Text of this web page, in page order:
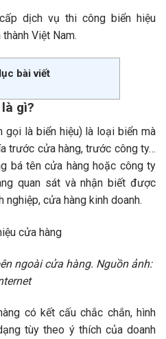
dịch vụ thi công biển hiệu
Việt Nam.
bài viết
gì?
gọi là biển hiệu) là loại biển mà
trước cửa hàng, trước công ty…
bá tên cửa hàng hoặc công ty
quan sát và nhận biết được
cửa hàng kinh doanh.
ngoài cửa hàng. Nguồn ảnh:
có kết cấu chắc chắn, hình
tùy theo ý thích của doanh